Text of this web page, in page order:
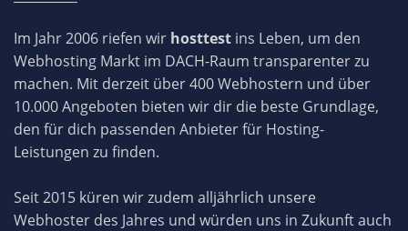
Im Jahr 2006 riefen wir hosttest ins Leben, um den
Webhosting Markt im DACH-Raum transparenter zu
machen. Mit derzeit über 400 Webhostern und über
10.000 Angeboten bieten wir dir die beste Grundlage,
den für dich passenden Anbieter für Hosting-
Leistungen zu finden.
Seit 2015 küren wir zudem alljährlich unsere
Webhoster des Jahres und würden uns in Zukunft auch